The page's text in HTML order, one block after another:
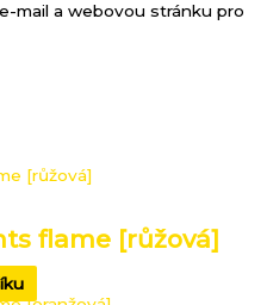
mail a webovou stránku pro
flame [růžová]